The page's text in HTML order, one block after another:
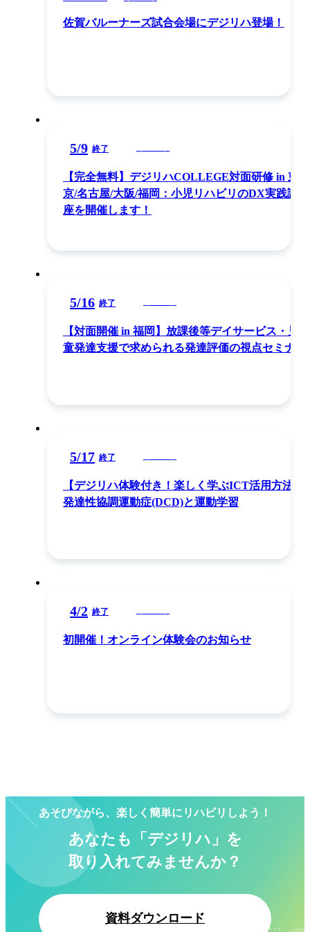
佐賀バルーナーズ試合会場にデジリハ登場！
5/9 終了
【完全無料】デジリハCOLLEGE対面研修 in 東
京/名古屋/大阪/福岡：小児リハビリのDX実践講
座を開催します！
5/16 終了
【対面開催 in 福岡】放課後等デイサービス・児
童発達支援で求められる発達評価の視点セミナー
5/17 終了
【デジリハ体験付き！楽しく学ぶICT活用方法】
発達性協調運動症(DCD)と運動学習
4/2 終了
初開催！オンライン体験会のお知らせ
あそびながら、楽しく簡単にリハビリしよう！
あなたも「デジリハ」を
取り入れてみませんか？
資料ダウンロード